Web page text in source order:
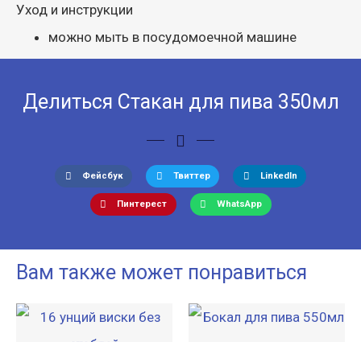
Уход и инструкции
можно мыть в посудомоечной машине
Делиться Стакан для пива 350мл
Фейсбук Твиттер LinkedIn
Пинтерест WhatsApp
Вам также может понравиться